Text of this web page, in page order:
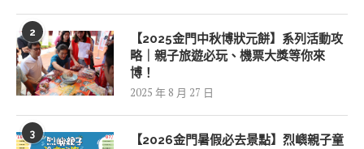
2
【2025金門中秋博狀元餅】系列活動攻
略｜親子旅遊必玩、機票大獎等你來
博！
2025 年 8 月 27 日
3
【2026金門暑假必去景點】烈嶼親子童